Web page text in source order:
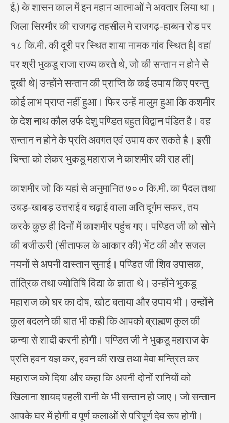
ई.) के शासन काल में इन महान आत्माओं ने अवतार लिया था।
जिला सिरमौर की राजगढ़ तहसील मे राजगढ़-हाब्बन रोड पर
१८ कि.मी. की दूरी पर स्थित शाया नामक गांव स्थित है| वहां
पर श्री भुकडू राजा राज्य करते थे, जो की सन्तान न होने से
दुखी थे| उन्होंने सन्तान की प्राप्ति के कई उपाय किए परन्तु
कोई लाभ प्राप्त नहीं हुआ। फिर उन्हें मालुम हुआ कि कशमीर
के देश नाथ कौल उर्फ देशु पण्डित बहुत विद्वान पंडित है। वह
सन्तान न होने के प्रति अवगत एवं उपाय कर सकते है। इसी
चिन्ता को लेकर भुकडू महाराज ने काशमीर की राह ली|
काशमीर जो कि यहां से अनुमानित ७०० कि.मी. का पैदल तथा
उबड़-खाबड़ उत्तराई व चढ़ाई वाला अति दूर्गम सफर, तय
करके कुछ ही दिनों में काशमीर पहुंच गए। पण्डित जी को सोने
की बजीऊरी (सीताफल के आकार की) भेंट की और सजल
नयनों से अपनी दास्तान सुनाई। पण्डित जी शिव उपासक,
तांत्रिक तथा ज्योतिषि विद्या के ज्ञाता थे। उन्होंने भुकडू
महाराज को घर का दोष, खोट बताया और उपाय भी। उन्होंने
कुल बदलने की बात भी कही कि आपको ब्राह्मण कुल की
कन्या से शादी करनी होगी। पण्डित जी ने भुकडू महाराज के
प्रति हवन यज्ञ कर, हवन की राख तथा मेवा मन्त्रित कर
महाराज को दिया और कहा कि अपनी दोनों रानियों को
खिलाना शायद पहली रानी के भी सन्तान हो जाए। जो सन्तान
आपके घर में होगी व पूर्ण कलाओं से परिपूर्ण देव रूप होगी।